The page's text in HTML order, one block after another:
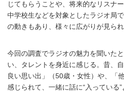
じてもらうことや、将来的なリスナ
中学校生などを対象としたラジオ局
の動きもあり、様々に広がりが見られ
今回の調査でラジオの魅力を聞いた
い、タレントを身近に感じる。昔、
良い思い出」（50歳・女性）や、「
感じられて、一緒に話に“入っている